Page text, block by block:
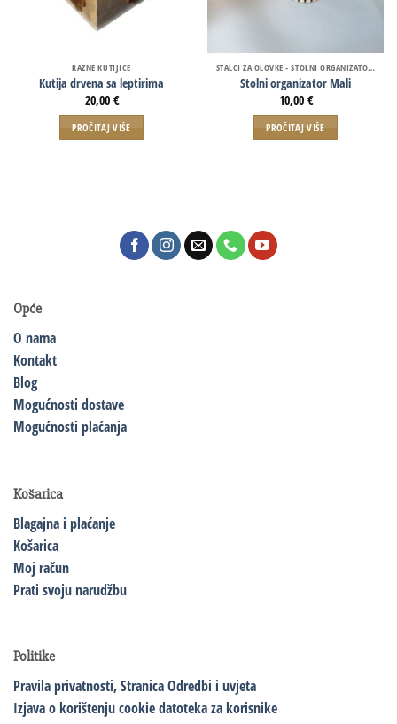
RAZNE KUTIJICE
Kutija drvena sa leptirima
20,00 €
PROČITAJ VIŠE
STALCI ZA OLOVKE - STOLNI ORGANIZATORI
Stolni organizator Mali
10,00 €
PROČITAJ VIŠE
Opće
O nama
Kontakt
Blog
Mogućnosti dostave
Mogućnosti plaćanja
Košarica
Blagajna i plaćanje
Košarica
Moj račun
Prati svoju narudžbu
Politike
Pravila privatnosti,Stranica Odredbi i uvjeta
Izjava o korištenju cookie datoteka za korisnike